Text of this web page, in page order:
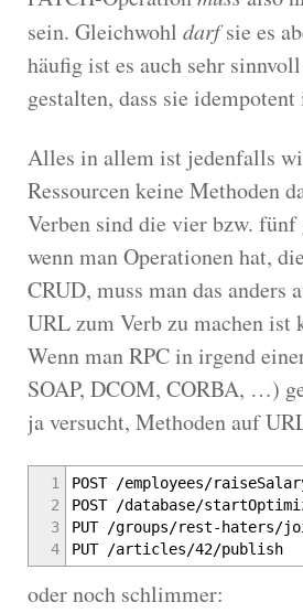
sein. Gleichwohl darfsie es
häufig ist es auch sehr
gestalten, dass sie idempotent
Alles in allem ist jedenfalls
Ressourcen keine Methoden
Verben sind die vier bzw. fünf
wenn man Operationen hat,
CRUD, muss man das anders
URL zum Verb zu machen ist
Wenn man RPC in irgend
SOAP, DCOM, CORBA, …)
ja versucht, Methoden auf
1
2
3
4
POST /employees/
POST /database/
PUT /groups/rest-haters/
PUT /articles/42/publish
oder noch schlimmer: